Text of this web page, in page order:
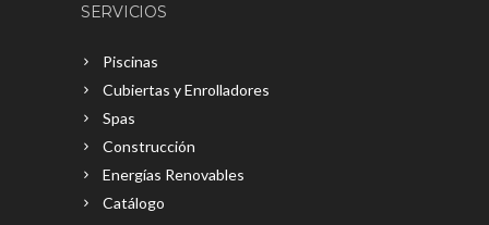
SERVICIOS
Piscinas
Cubiertas y Enrolladores
Spas
Construcción
Energías Renovables
Catálogo